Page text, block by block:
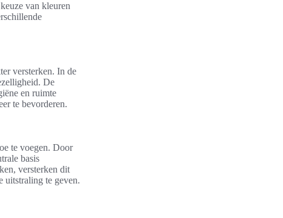
van kleuren
versterken. In de
De
en ruimte
te bevorderen.
te voegen. Door
basis
versterken dit
uitstraling te geven.